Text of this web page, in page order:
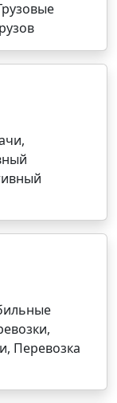
Перевозка